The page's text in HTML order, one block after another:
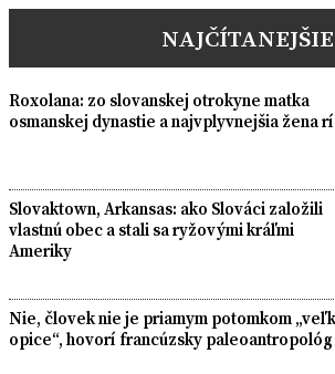
NAJČÍTANEJŠIE
Roxolana: zo slovanskej otrokyne matka
osmanskej dynastie a najvplyvnejšia žena
Slovaktown, Arkansas: ako Slováci založili
vlastnú obec a stali sa ryžovými kráľmi
Ameriky
Nie, človek nie je priamym potomkom
opice“, hovorí francúzsky paleoantropológ